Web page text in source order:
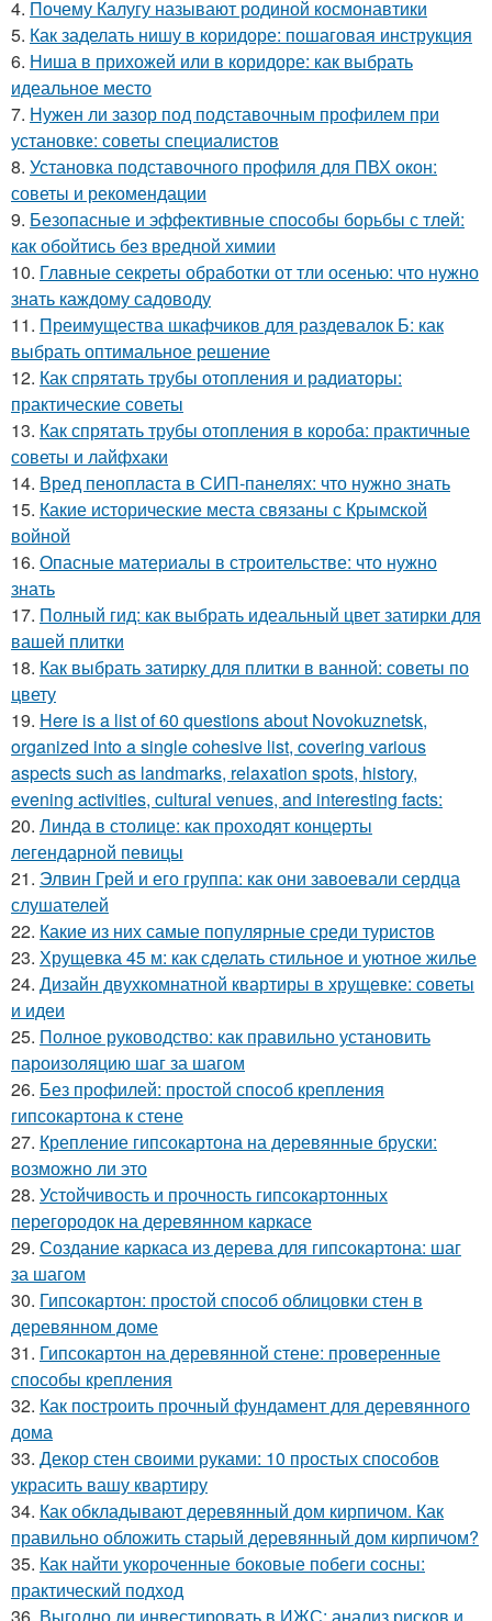
4. Почему Калугу называют родиной космонавтики
5. Как заделать нишу в коридоре: пошаговая инструкция
6. Ниша в прихожей или в коридоре: как выбрать
идеальное место
7. Нужен ли зазор под подставочным профилем при
установке: советы специалистов
8. Установка подставочного профиля для ПВХ окон:
советы и рекомендации
9. Безопасные и эффективные способы борьбы с тлей:
как обойтись без вредной химии
10. Главные секреты обработки от тли осенью: что нужно
знать каждому садоводу
11. Преимущества шкафчиков для раздевалок Б: как
выбрать оптимальное решение
12. Как спрятать трубы отопления и радиаторы:
практические советы
13. Как спрятать трубы отопления в короба: практичные
советы и лайфхаки
14. Вред пенопласта в СИП-панелях: что нужно знать
15. Какие исторические места связаны с Крымской
войной
16. Опасные материалы в строительстве: что нужно
знать
17. Полный гид: как выбрать идеальный цвет затирки для
вашей плитки
18. Как выбрать затирку для плитки в ванной: советы по
цвету
19. Here is a list of 60 questions about Novokuznetsk,
organized into a single cohesive list, covering various
aspects such as landmarks, relaxation spots, history,
evening activities, cultural venues, and interesting facts:
20. Линда в столице: как проходят концерты
легендарной певицы
21. Элвин Грей и его группа: как они завоевали сердца
слушателей
22. Какие из них самые популярные среди туристов
23. Хрущевка 45 м: как сделать стильное и уютное жилье
24. Дизайн двухкомнатной квартиры в хрущевке: советы
и идеи
25. Полное руководство: как правильно установить
пароизоляцию шаг за шагом
26. Без профилей: простой способ крепления
гипсокартона к стене
27. Крепление гипсокартона на деревянные бруски:
возможно ли это
28. Устойчивость и прочность гипсокартонных
перегородок на деревянном каркасе
29. Создание каркаса из дерева для гипсокартона: шаг
за шагом
30. Гипсокартон: простой способ облицовки стен в
деревянном доме
31. Гипсокартон на деревянной стене: проверенные
способы крепления
32. Как построить прочный фундамент для деревянного
дома
33. Декор стен своими руками: 10 простых способов
украсить вашу квартиру
34. Как обкладывают деревянный дом кирпичом. Как
правильно обложить старый деревянный дом кирпичом?
35. Как найти укороченные боковые побеги сосны:
практический подход